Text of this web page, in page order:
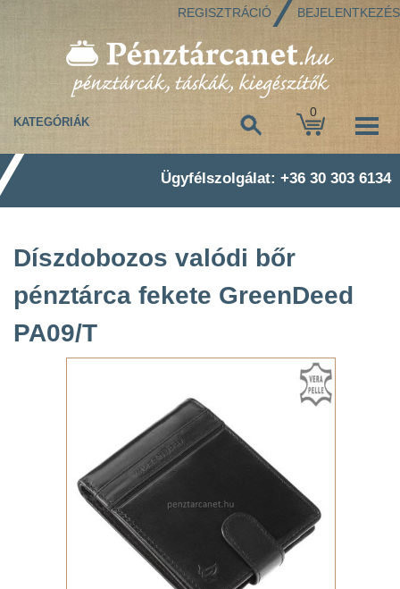
REGISZTRÁCIÓ BEJELENTKEZÉS
0
KATEGÓRIÁK
Ügyfélszolgálat: +36 30 303 6134
Díszdobozos valódi bőr
pénztárca fekete GreenDeed
PA09/T